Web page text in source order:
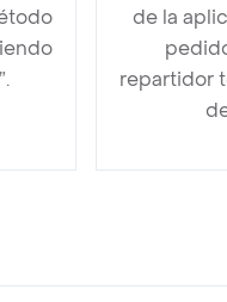
de la
repartidor